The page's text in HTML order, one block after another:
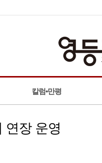
칼럼•만평
연장 운영